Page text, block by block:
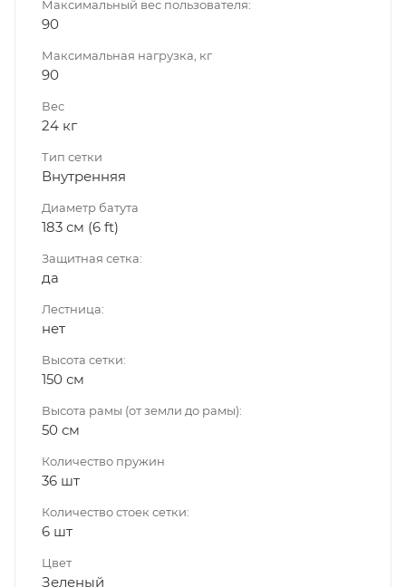
Максимальный вес пользователя:
90
Максимальная нагрузка, кг
90
Вес
24 кг
Тип сетки
Внутренняя
Диаметр батута
183 см (6 ft)
Защитная сетка:
да
Лестница:
нет
Высота сетки:
150 см
Высота рамы (от земли до рамы):
50 см
Количество пружин
36 шт
Количество стоек сетки:
6 шт
Цвет
Зеленый